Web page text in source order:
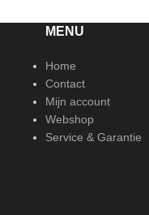
MENU
Home
Contact
Mijn account
Webshop
Service & Garantie